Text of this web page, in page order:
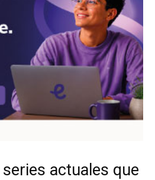
actuales que